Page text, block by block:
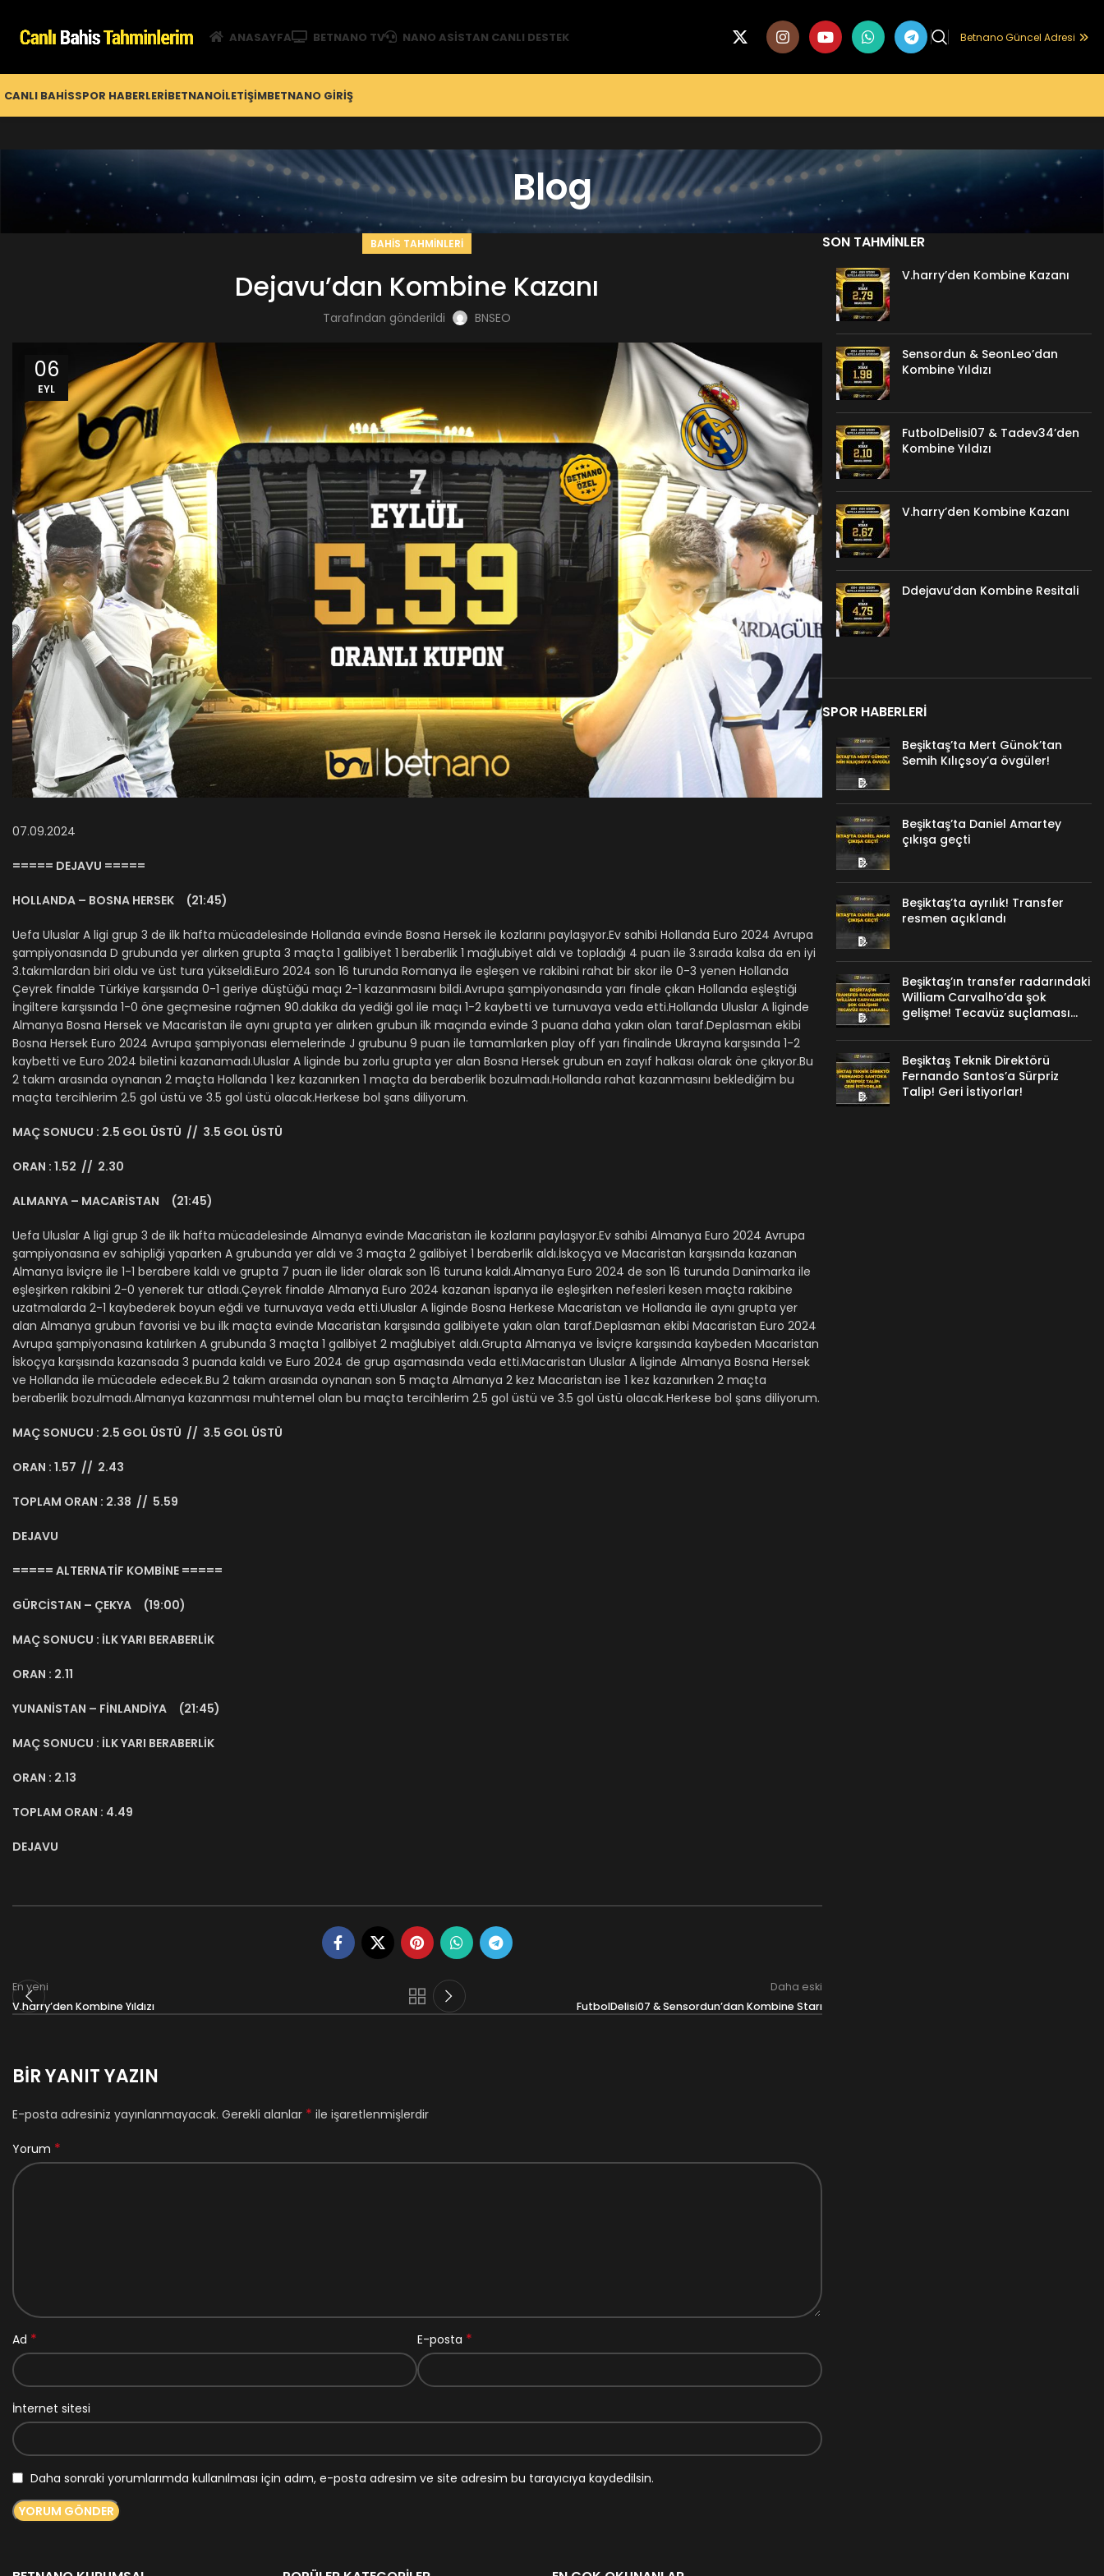
ANASAYFA BETNANO TV NANO ASISTAN CANLI DESTEK Betnano Güncel Adresi
CANLI BAHISSPOR HABERLERIBETNANOİLETIŞIMBETNANO GİRIŞ
Blog
BAHIS TAHMINLERI
Dejavu’dan Kombine Kazanı
Tarafından gönderildi BNSEO
06
EYL
07.09.2024
===== DEJAVU =====
HOLLANDA – BOSNA HERSEK (21:45)
Uefa Uluslar A ligi grup 3 de ilk hafta mücadelesinde Hollanda evinde Bosna Hersek ile kozlarını paylaşıyor.Ev sahibi Hollanda Euro 2024 Avrupa
şampiyonasında D grubunda yer alırken grupta 3 maçta 1 galibiyet 1 beraberlik 1 mağlubiyet aldı ve topladığı 4 puan ile 3.sırada kalsa da en iyi
3.takımlardan biri oldu ve üst tura yükseldi.Euro 2024 son 16 turunda Romanya ile eşleşen ve rakibini rahat bir skor ile 0-3 yenen Hollanda
Çeyrek finalde Türkiye karşısında 0-1 geriye düştüğü maçı 2-1 kazanmasını bildi.Avrupa şampiyonasında yarı finale çıkan Hollanda eşleştiği
İngiltere karşısında 1-0 öne geçmesine rağmen 90.dakika da yediği gol ile maçı 1-2 kaybetti ve turnuvaya veda etti.Hollanda Uluslar A liginde
Almanya Bosna Hersek ve Macaristan ile aynı grupta yer alırken grubun ilk maçında evinde 3 puana daha yakın olan taraf.Deplasman ekibi
Bosna Hersek Euro 2024 Avrupa şampiyonası elemelerinde J grubunu 9 puan ile tamamlarken play off yarı finalinde Ukrayna karşısında 1-2
kaybetti ve Euro 2024 biletini kazanamadı.Uluslar A liginde bu zorlu grupta yer alan Bosna Hersek grubun en zayıf halkası olarak öne çıkıyor.Bu
2 takım arasında oynanan 2 maçta Hollanda 1 kez kazanırken 1 maçta da beraberlik bozulmadı.Hollanda rahat kazanmasını beklediğim bu
maçta tercihlerim 2.5 gol üstü ve 3.5 gol üstü olacak.Herkese bol şans diliyorum.
MAÇ SONUCU : 2.5 GOL ÜSTÜ // 3.5 GOL ÜSTÜ
ORAN : 1.52 // 2.30
ALMANYA – MACARİSTAN (21:45)
Uefa Uluslar A ligi grup 3 de ilk hafta mücadelesinde Almanya evinde Macaristan ile kozlarını paylaşıyor.Ev sahibi Almanya Euro 2024 Avrupa
şampiyonasına ev sahipliği yaparken A grubunda yer aldı ve 3 maçta 2 galibiyet 1 beraberlik aldı.İskoçya ve Macaristan karşısında kazanan
Almanya İsviçre ile 1-1 berabere kaldı ve grupta 7 puan ile lider olarak son 16 turuna kaldı.Almanya Euro 2024 de son 16 turunda Danimarka ile
eşleşirken rakibini 2-0 yenerek tur atladı.Çeyrek finalde Almanya Euro 2024 kazanan İspanya ile eşleşirken nefesleri kesen maçta rakibine
uzatmalarda 2-1 kaybederek boyun eğdi ve turnuvaya veda etti.Uluslar A liginde Bosna Herkese Macaristan ve Hollanda ile aynı grupta yer
alan Almanya grubun favorisi ve bu ilk maçta evinde Macaristan karşısında galibiyete yakın olan taraf.Deplasman ekibi Macaristan Euro 2024
Avrupa şampiyonasına katılırken A grubunda 3 maçta 1 galibiyet 2 mağlubiyet aldı.Grupta Almanya ve İsviçre karşısında kaybeden Macaristan
İskoçya karşısında kazansada 3 puanda kaldı ve Euro 2024 de grup aşamasında veda etti.Macaristan Uluslar A liginde Almanya Bosna Hersek
ve Hollanda ile mücadele edecek.Bu 2 takım arasında oynanan son 5 maçta Almanya 2 kez Macaristan ise 1 kez kazanırken 2 maçta
beraberlik bozulmadı.Almanya kazanması muhtemel olan bu maçta tercihlerim 2.5 gol üstü ve 3.5 gol üstü olacak.Herkese bol şans diliyorum.
MAÇ SONUCU : 2.5 GOL ÜSTÜ // 3.5 GOL ÜSTÜ
ORAN : 1.57 // 2.43
TOPLAM ORAN : 2.38 // 5.59
DEJAVU
===== ALTERNATİF KOMBİNE =====
GÜRCİSTAN – ÇEKYA (19:00)
MAÇ SONUCU : İLK YARI BERABERLİK
ORAN : 2.11
YUNANİSTAN – FİNLANDİYA (21:45)
MAÇ SONUCU : İLK YARI BERABERLİK
ORAN : 2.13
TOPLAM ORAN : 4.49
DEJAVU
En yeni
V.harry’den Kombine Yıldızı
Daha eski
FutbolDelisi07 & Sensordun’dan Kombine Starı
BIR YANIT YAZIN
E-posta adresiniz yayınlanmayacak. Gerekli alanlar * ile işaretlenmişlerdir
Yorum *
Ad * E-posta *
İnternet sitesi
Daha sonraki yorumlarımda kullanılması için adım, e-posta adresim ve site adresim bu tarayıcıya kaydedilsin.
SON TAHMINLER
V.harry’den Kombine Kazanı
Sensordun & SeonLeo’dan
Kombine Yıldızı
FutbolDelisi07 & Tadev34’den
Kombine Yıldızı
V.harry’den Kombine Kazanı
Ddejavu’dan Kombine Resitali
SPOR HABERLERI
Beşiktaş’ta Mert Günok’tan
Semih Kılıçsoy’a övgüler!
Beşiktaş’ta Daniel Amartey
çıkışa geçti
Beşiktaş’ta ayrılık! Transfer
resmen açıklandı
Beşiktaş’ın transfer radarındaki
William Carvalho’da şok
gelişme! Tecavüz suçlaması…
Beşiktaş Teknik Direktörü
Fernando Santos’a Sürpriz
Talip! Geri İstiyorlar!